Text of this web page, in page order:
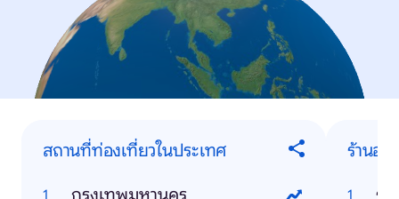
สถานที่ท่องเที่ยวในประเทศ
ร้านอา